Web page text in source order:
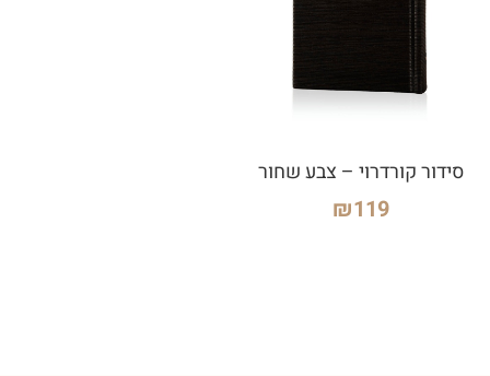
סידור קורדרוי – צבע שחור
₪119